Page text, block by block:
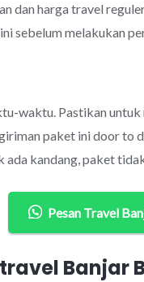
dan harga travel
sebelum melakukan
waktu. Pastikan
paket ini door to
ada kandang, paket
Pesan Travel
Banjar